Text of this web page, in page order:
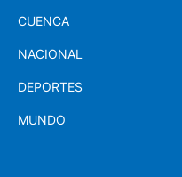
CUENCA
NACIONAL
DEPORTES
MUNDO